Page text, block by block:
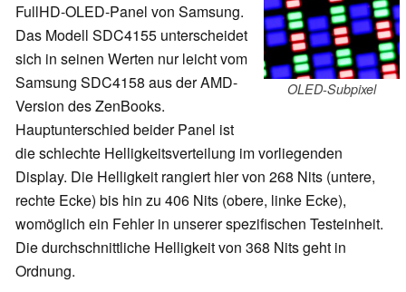
OLED-Subpixel
FullHD-OLED-Panel von Samsung.
Das Modell SDC4155 unterscheidet
sich in seinen Werten nur leicht vom
Samsung SDC4158 aus der AMD-
Version des ZenBooks.
Hauptunterschied beider Panel ist
die schlechte Helligkeitsverteilung im vorliegenden
Display. Die Helligkeit rangiert hier von 268 Nits (untere,
rechte Ecke) bis hin zu 406 Nits (obere, linke Ecke),
womöglich ein Fehler in unserer spezifischen Testeinheit.
Die durchschnittliche Helligkeit von 368 Nits geht in
Ordnung.